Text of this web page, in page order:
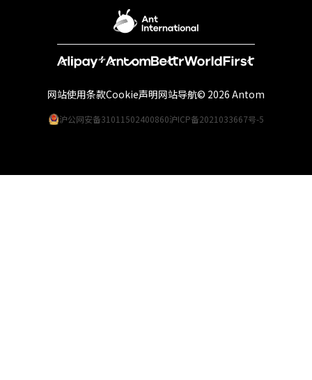
沪公网安备31011502400860沪ICP备2021033667号-5
网站使用条款Cookie声明网站导航© 2026 Antom